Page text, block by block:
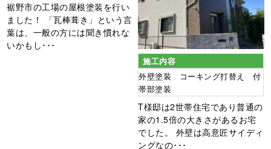
裾野市の工場の屋根塗装を行い
ました！ 「瓦棒葺き」という言
葉は、一般の方には聞き慣れな
いかもし･･･
施工内容
外壁塗装 コーキング打替え 付
帯部塗装
T様邸は2世帯住宅であり普通の
家の1.5倍の大きさがあるお宅
でした。 外壁は高意匠サイディ
ングなの･･･